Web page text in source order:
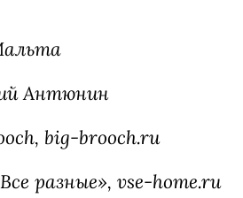
Антюнин
big-brooch.ru
разные», vse-home.ru